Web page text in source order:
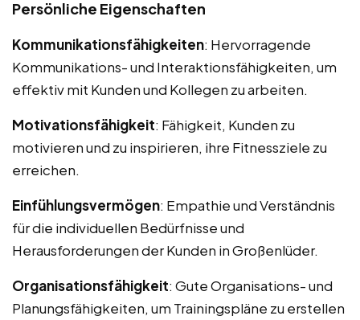
Persönliche Eigenschaften
Kommunikationsfähigkeiten: Hervorragende
Kommunikations- und Interaktionsfähigkeiten, um
effektiv mit Kunden und Kollegen zu arbeiten.
Motivationsfähigkeit: Fähigkeit, Kunden zu
motivieren und zu inspirieren, ihre Fitnessziele zu
erreichen.
Einfühlungsvermögen: Empathie und Verständnis
für die individuellen Bedürfnisse und
Herausforderungen der Kunden in Großenlüder.
Organisationsfähigkeit: Gute Organisations- und
Planungsfähigkeiten, um Trainingspläne zu erstellen